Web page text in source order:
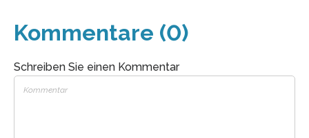
Kommentare (0)
Schreiben Sie einen Kommentar